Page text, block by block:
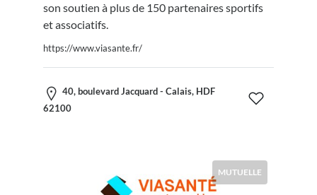
son soutien à plus de 150 partenaires sportifs
et associatifs.
https://www.viasante.fr/
40, boulevard Jacquard - Calais, HDF
62100
MUTUELLE